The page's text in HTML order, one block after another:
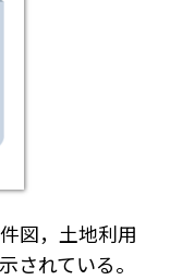
図，土地利用
されている。